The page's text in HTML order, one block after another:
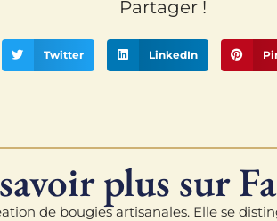
Partager !
Twitter LinkedIn
plus sur
de bougies artisanales. Elle se